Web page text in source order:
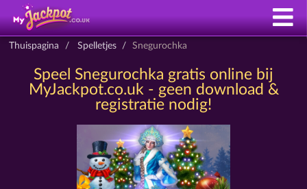
Thuispagina Spelletjes Snegurochka
Speel Snegurochka gratis online bij
MyJackpot.co.uk - geen download &
registratie nodig!